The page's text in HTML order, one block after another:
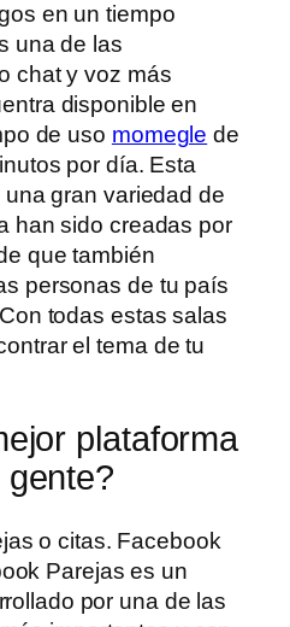
en un tiempo
una de las
chat y voz más
disponible en
de uso momegle de
por día. Esta
gran variedad de
han sido creadas por
que también
personas de tu país
todas estas salas
el tema de tu
plataforma
o citas. Facebook
Parejas es un
por una de las